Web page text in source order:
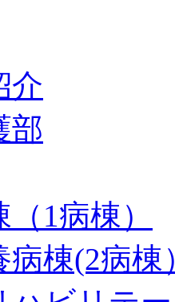
介
部
1病棟）
病棟(2病棟